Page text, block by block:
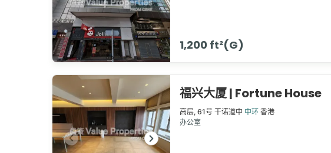
1,200 ft²(G)
福兴大厦 | Fortune House
高层, 61号 干诺道中 中环 香港
办公室